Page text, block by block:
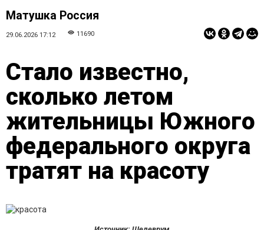
Матушка Россия
29.06.2026 17:12 11690
Стало известно,
cколько летом
жительницы Южного
федерального округа
тратят на красоту